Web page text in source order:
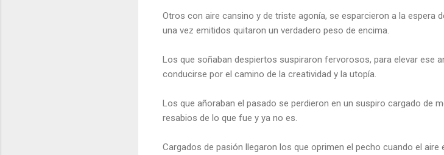
Otros con aire cansino y de triste agonía, se esparcieron a la espera
una vez emitidos quitaron un verdadero peso de encima.
Los que soñaban despiertos suspiraron fervorosos, para elevar ese
conducirse por el camino de la creatividad y la utopía.
Los que añoraban el pasado se perdieron en un suspiro cargado de
resabios de lo que fue y ya no es.
Cargados de pasión llegaron los que oprimen el pecho cuando el